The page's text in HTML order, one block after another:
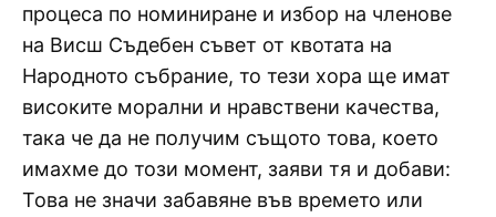
процеса по номиниране и избор на членове
на Висш Съдебен съвет от квотата на
Народното събрание, то тези хора ще имат
високите морални и нравствени качества,
така че да не получим същото това, което
имахме до този момент, заяви тя и добави:
Това не значи забавяне във времето или